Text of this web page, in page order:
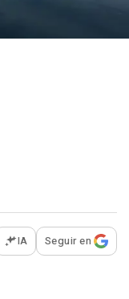
opciones para
IA Seguir en